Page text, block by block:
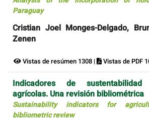
Paraguay
Cristian Joel Monges-Delgado,
Zenen
Vistas de resúmen 1308 | Vistas de PDF
Indicadores de
agrícolas. Una revisión bibliométrica
Sustainability indicators for
bibliometric review